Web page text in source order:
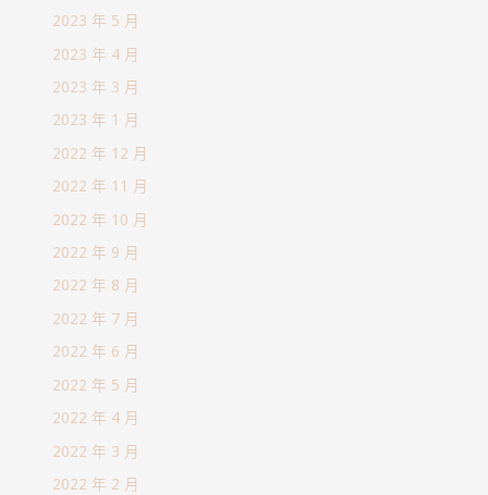
2023 年 5 月
2023 年 4 月
2023 年 3 月
2023 年 1 月
2022 年 12 月
2022 年 11 月
2022 年 10 月
2022 年 9 月
2022 年 8 月
2022 年 7 月
2022 年 6 月
2022 年 5 月
2022 年 4 月
2022 年 3 月
2022 年 2 月